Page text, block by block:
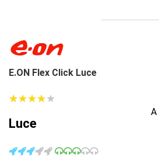
E.ON Flex Click Luce
★★★★★
★★★★★
Luce
A